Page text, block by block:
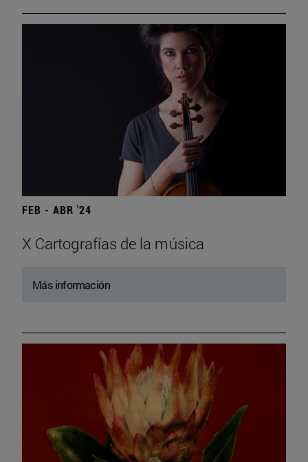
FEB - ABR '24
X Cartografías de la música
Más información